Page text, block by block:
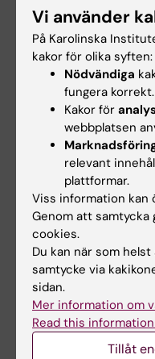
Telefon:
+46852487333
Pontus
Telefon:
+46852486239
E-post:
Vi använder
På Karolinska
kakor för olika syften:
Nödvändiga
fungera korrekt.
Kakor för
webbplatsen
relevant
plattformar.
Viss information kan
Genom att samtycka
cookies.
Du kan när som
samtycke via
sidan.
Mer information om
Read this
Tillåt